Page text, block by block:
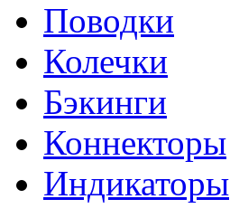
Поводки
Колечки
Бэкинги
Коннекторы
Индикаторы